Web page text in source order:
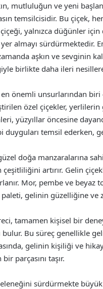
mutluluğun ve yeni
temsilcisidir. Bu çiçek,
yalnızca düğünler
yer almayı
aşkın ve sevginin
birlikte daha ileri
önemli unsurlarından
özel çiçekler,
yüzyıllar öncesine
duyguları temsil ederken,
doğa manzaralarına
artırır. Gelin
Mor, pembe ve
gelinin güzelliğine ve
tamamen kişisel bir
Bu süreç genellikle
gelinin kişiliği ve
parçasını taşır.
sürdürmekte